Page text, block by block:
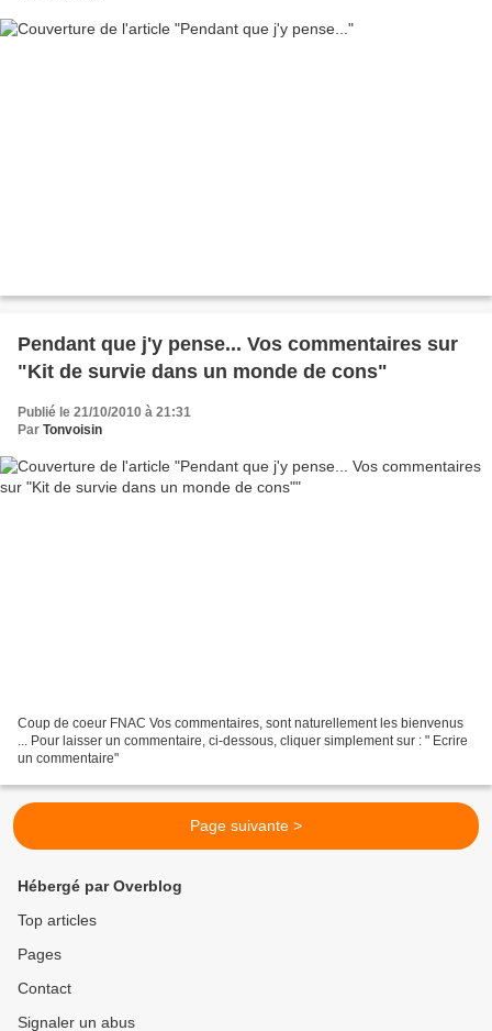
Pendant que j'y pense... Vos commentaires sur
"Kit de survie dans un monde de cons"
Publié le 21/10/2010 à 21:31
Par Tonvoisin
Coup de coeur FNAC Vos commentaires, sont naturellement les bienvenus
... Pour laisser un commentaire, ci-dessous, cliquer simplement sur : " Ecrire
un commentaire"
Page suivante >
Hébergé par Overblog
Top articles
Pages
Contact
Signaler un abus